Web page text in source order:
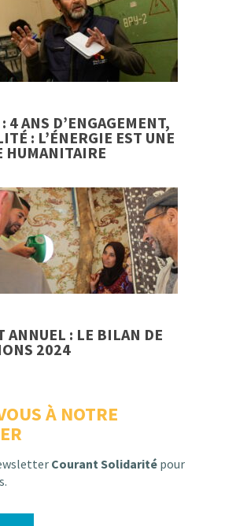
4 ANS D’ENGAGEMENT,
: L’ÉNERGIE EST UNE
HUMANITAIRE
ANNUEL : LE BILAN DE
2024
À NOTRE
Courant Solidarité pour